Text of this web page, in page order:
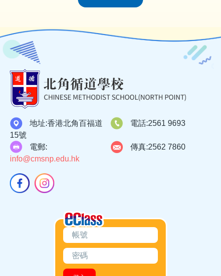
地址:香港北角百福道
15號
電話:2561 9693
電郵:
info@cmsnp.edu.hk
傳真:2562 7860